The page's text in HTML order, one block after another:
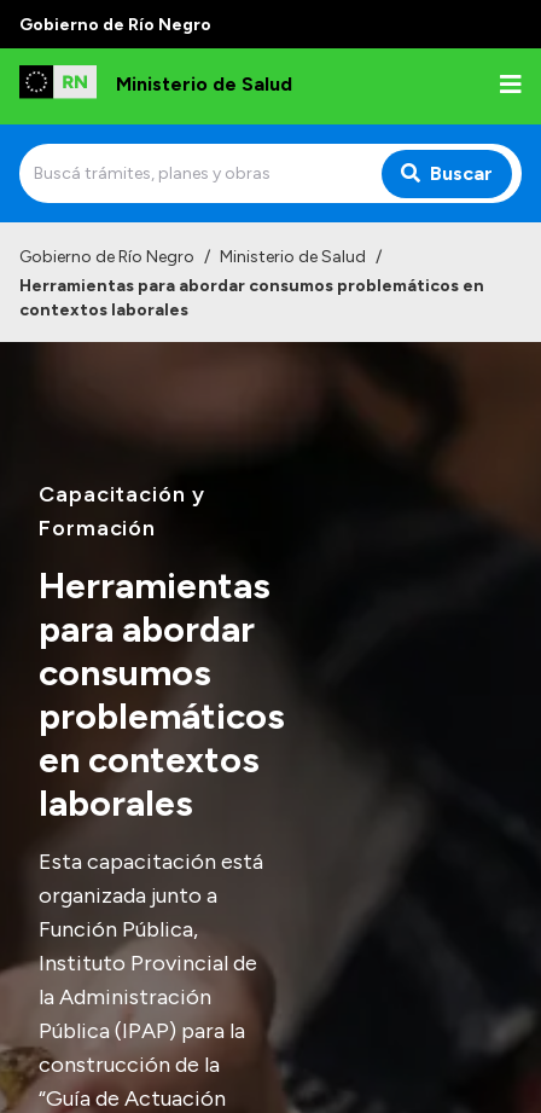
Gobierno de Río Negro
Ministerio de Salud
Buscar
Institucional
Transparencia
Presupuesto
Boletín Oficial
Compras y licitaciones
Consulta de expedientes
Consulta de pago a proveedores
Convocatorias
Intranet
Login
Gobierno de Río Negro / Ministerio de Salud /
Herramientas para abordar consumos problemáticos en
contextos laborales
Capacitación y
Formación
Herramientas
para abordar
consumos
problemáticos
en contextos
laborales
Esta capacitación está
organizada junto a
Función Pública,
Instituto Provincial de
la Administración
Pública (IPAP) para la
construcción de la
“Guía de Actuación